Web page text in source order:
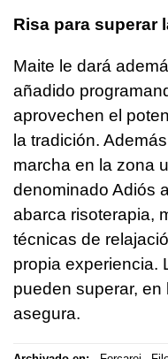
Risa para superar
Maite le dará
añadido
aprovechen el
la tradición.
marcha en la zona
denominado Adiós
abarca risoterapia,
técnicas de
propia experiencia.
pueden superar,
asegura.